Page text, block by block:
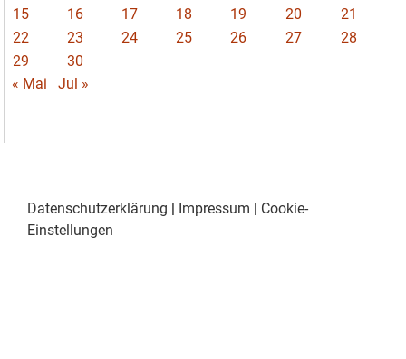
15
16 17 18 19 20
21
22
23 24 25 26 27
28
29
30
« Mai
Jul »
Datenschutzerklärung | Impressum | Cookie-
Einstellungen